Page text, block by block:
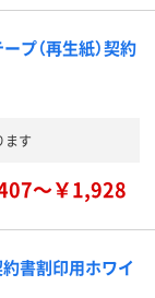
プ（再生紙）契約
ます
～￥1,928
書割印用ホワイ